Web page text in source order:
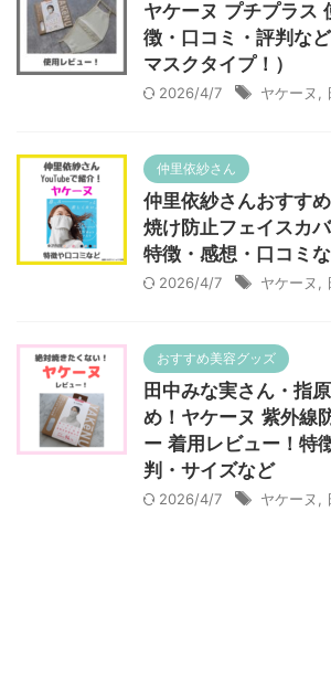
ヤケーヌ プチプラス
徴・口コミ・評判な
マスクタイプ！）
2026/4/7 ヤケーヌ
仲里依紗さん
仲里依紗さんおすす
焼け防止フェイスカ
特徴・感想・口コミ
2026/4/7 ヤケーヌ
おすすめ美容グッズ
田中みな実さん・指
め！ヤケーヌ 紫外線
ー 着用レビュー！特
判・サイズなど
2026/4/7 ヤケーヌ